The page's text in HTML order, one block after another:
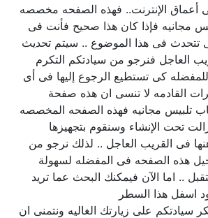
أعماق الإنترنت.. فهذه الصفحه مخصصه
مجانيه فإذا كان هذا صحيح فأنت فى
تتحدث فى هذا الموضوع .. سيتم تحديث
العاجل فنرجو من سيادتكم التكرم
كى تستطيع الرجوع إليها فى أى
القادمه لا تنسى ان هذه صفحة
تلبيس مجانيه فهذه الصفحه المخصصه
تحت الإنشاء وسنقوم بتجهيزها
فى القريب العاجل .. لذلك نرجو من
هذه الصفحه فى المفضله لسهولة
.. اما الآن فيمكنك البحث عما تريد
اسفل هذا السطر
سيادتكم على زيارتك الغاليه ونتمنى ان